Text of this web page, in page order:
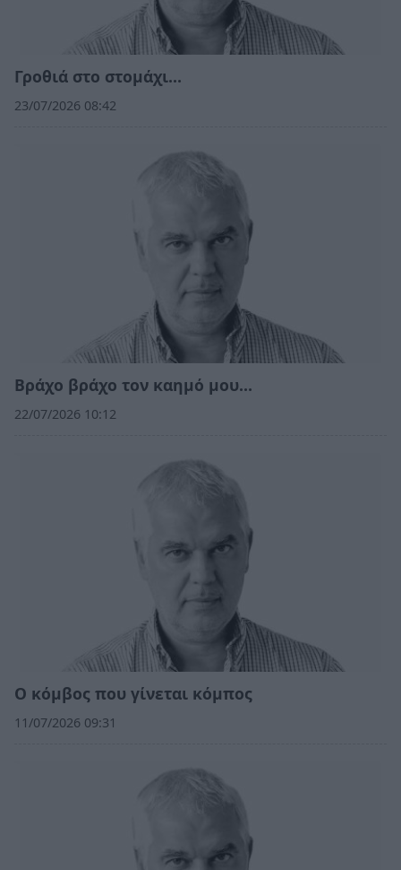
Γροθιά στο στομάχι…
23/07/2026 08:42
Βράχο βράχο τον καημό μου…
22/07/2026 10:12
Ο κόμβος που γίνεται κόμπος
11/07/2026 09:31